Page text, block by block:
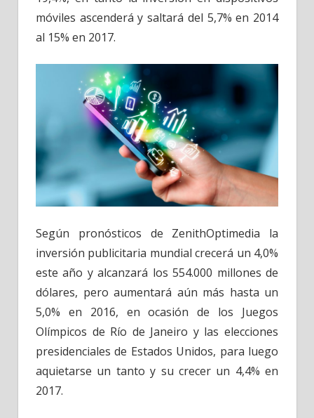
móviles ascenderá y saltará del 5,7% en 2014
al 15% en 2017.
Según pronósticos de ZenithOptimedia la
inversión publicitaria mundial crecerá un 4,0%
este año y alcanzará los 554.000 millones de
dólares, pero aumentará aún más hasta un
5,0% en 2016, en ocasión de los Juegos
Olímpicos de Río de Janeiro y las elecciones
presidenciales de Estados Unidos, para luego
aquietarse un tanto y su crecer un 4,4% en
2017.